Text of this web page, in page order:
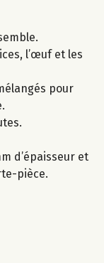
l’œuf et les
pour
d’épaisseur et
pièce.